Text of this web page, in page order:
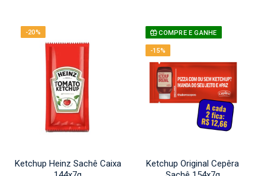
-20%
Ketchup Heinz Sachê Caixa
COMPRE E GANHE
-15%
Ketchup Original Cepêra